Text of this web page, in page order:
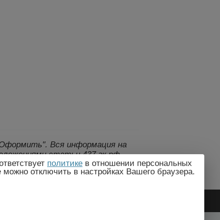
Вся информация на
статьи 437 гк рф.,
без предварительного
политике в отношении персональных
отключить в настройках Вашего браузера.